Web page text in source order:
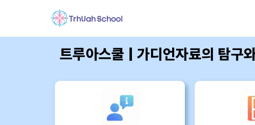
트루아스쿨 | 가디언자료의 탐구